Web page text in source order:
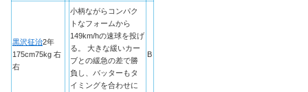
黒沢征治2年
175cm75kg 右
右
小柄ながらコンパク
トなフォームから
149km/hの速球を投げ
る。 大きな緩いカー
ブとの緩急の差で勝
負し、バッターもタ
イミングを合わせに
B